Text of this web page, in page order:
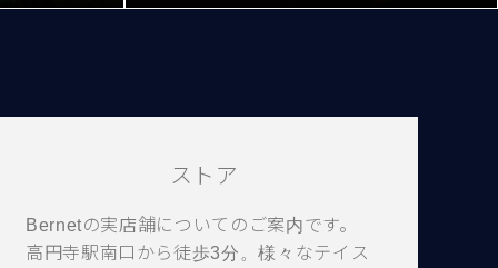
ストア
Bernetの実店舗についてのご案内です。
高円寺駅南口から徒歩3分。様々なテイス